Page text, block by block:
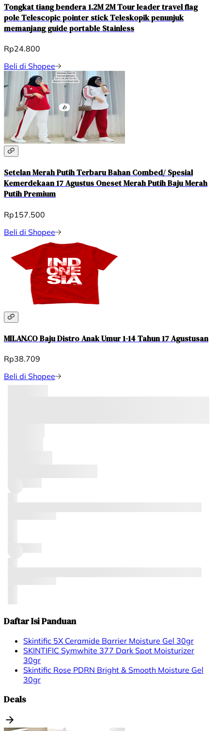
Tongkat tiang bendera 1.2M 2M Tour leader travel flag
pole Telescopic pointer stick Teleskopik penunjuk
memanjang guide portable Stainless
Rp24.800
Beli di Shopee
Setelan Merah Putih Terbaru Bahan Combed/ Spesial
Kemerdekaan 17 Agustus Oneset Merah Putih Baju Merah
Putih Premium
Rp157.500
Beli di Shopee
MILAN.CO Baju Distro Anak Umur 1-14 Tahun 17 Agustusan
Rp38.709
Beli di Shopee
Daftar Isi Panduan
Skintific 5X Ceramide Barrier Moisture Gel 30gr
SKINTIFIC Symwhite 377 Dark Spot Moisturizer
30gr
Skintific Rose PDRN Bright & Smooth Moisture Gel
30gr
Deals